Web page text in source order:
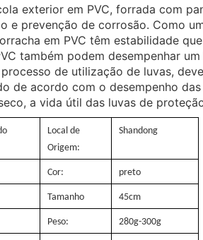
exterior em PVC, forrada com
e prevenção de corrosão. Como
em PVC têm estabilidade
também podem desempenhar
de utilização de luvas,
de acordo com o desempenho
a vida útil das luvas de
Local de
Origem:
Shandong
Cor: preto
Tamanho 45cm
Peso: 280g-300g